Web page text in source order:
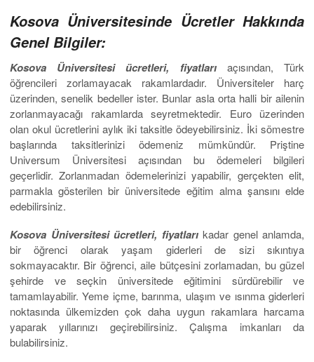
Kosova Üniversitesinde Ücretler Hakkında
Genel Bilgiler:
Kosova Üniversitesi ücretleri, fiyatları açısından, Türk
öğrencileri zorlamayacak rakamlardadır. Üniversiteler harç
üzerinden, senelik bedeller ister. Bunlar asla orta halli bir ailenin
zorlanmayacağı rakamlarda seyretmektedir. Euro üzerinden
olan okul ücretlerini aylık iki taksitle ödeyebilirsiniz. İki sömestre
başlarında taksitlerinizi ödemeniz mümkündür. Priştine
Universum Üniversitesi açısından bu ödemeleri bilgileri
geçerlidir. Zorlanmadan ödemelerinizi yapabilir, gerçekten elit,
parmakla gösterilen bir üniversitede eğitim alma şansını elde
edebilirsiniz.
Kosova Üniversitesi ücretleri, fiyatlarıkadar genel anlamda,
bir öğrenci olarak yaşam giderleri de sizi sıkıntıya
sokmayacaktır. Bir öğrenci, aile bütçesini zorlamadan, bu güzel
şehirde ve seçkin üniversitede eğitimini sürdürebilir ve
tamamlayabilir. Yeme içme, barınma, ulaşım ve ısınma giderleri
noktasında ülkemizden çok daha uygun rakamlara harcama
yaparak yıllarınızı geçirebilirsiniz. Çalışma imkanları da
bulabilirsiniz.